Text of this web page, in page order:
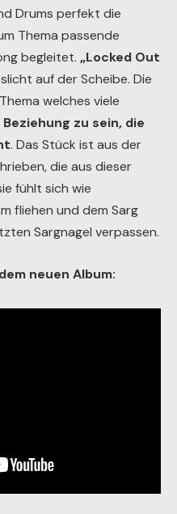
Drums perfekt die
Thema passende
begleitet. „Locked Out
auf der Scheibe. Die
welches viele
zu sein, die
. Das Stück ist aus der
die aus dieser
fühlt sich wie
fliehen und dem Sarg
Sargnagel verpassen.
neuen Album: